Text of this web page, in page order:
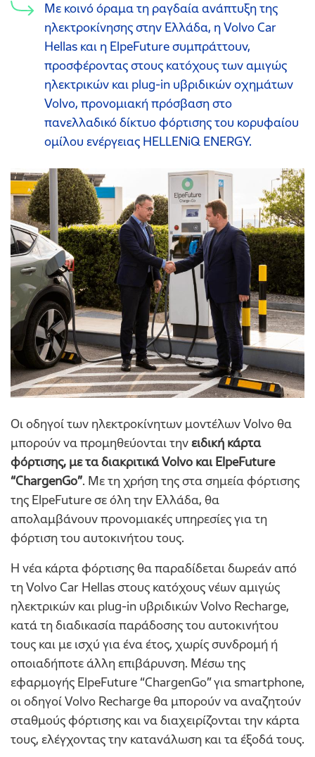
Με κοινό όραμα τη ραγδαία ανάπτυξη της
ηλεκτροκίνησης στην Ελλάδα, η Volvo Car
Hellas και η ElpeFuture συμπράττουν,
προσφέροντας στους κατόχους των αμιγώς
ηλεκτρικών και plug-in υβριδικών οχημάτων
Volvo, προνομιακή πρόσβαση στο
πανελλαδικό δίκτυο φόρτισης του κορυφαίου
ομίλου ενέργειας HELLENiQ ENERGY.
Οι οδηγοί των ηλεκτροκίνητων μοντέλων Volvo θα
μπορούν να προμηθεύονται τηνειδική κάρτα
φόρτισης, με τα διακριτικά Volvo και ElpeFuture
“ChargenGo”. Με τη χρήση της στα σημεία φόρτισης
της ElpeFuture σε όλη την Ελλάδα, θα
απολαμβάνουν προνομιακές υπηρεσίες για τη
φόρτιση του αυτοκινήτου τους.
Η νέα κάρτα φόρτισης θα παραδίδεται δωρεάν από
τη Volvo Car Hellas στους κατόχους νέων αμιγώς
ηλεκτρικών και plug-in υβριδικών Volvo Recharge,
κατά τη διαδικασία παράδοσης του αυτοκινήτου
τους και με ισχύ για ένα έτος, χωρίς συνδρομή ή
οποιαδήποτε άλλη επιβάρυνση. Μέσω της
εφαρμογής ElpeFuture “ChargenGo” για smartphone,
οι οδηγοί Volvo Recharge θα μπορούν να αναζητούν
σταθμούς φόρτισης και να διαχειρίζονται την κάρτα
τους, ελέγχοντας την κατανάλωση και τα έξοδά τους.